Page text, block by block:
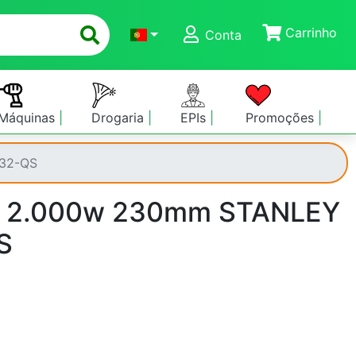
Conta
Carrinho
Drogaria EPIs Promoções
QS
230mm STANLEY